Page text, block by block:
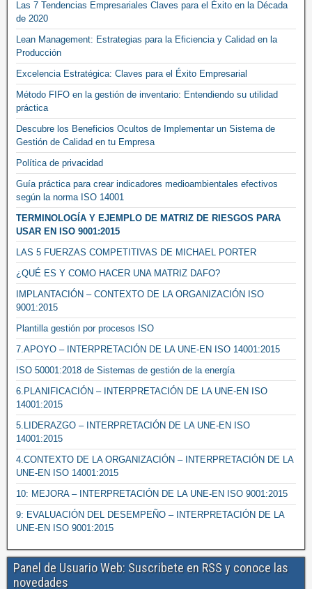
Las 7 Tendencias Empresariales Claves para el Éxito en la Década
de 2020
Lean Management: Estrategias para la Eficiencia y Calidad en la
Producción
Excelencia Estratégica: Claves para el Éxito Empresarial
Método FIFO en la gestión de inventario: Entendiendo su utilidad
práctica
Descubre los Beneficios Ocultos de Implementar un Sistema de
Gestión de Calidad en tu Empresa
Política de privacidad
Guía práctica para crear indicadores medioambientales efectivos
según la norma ISO 14001
TERMINOLOGÍA Y EJEMPLO DE MATRIZ DE RIESGOS PARA
USAR EN ISO 9001:2015
LAS 5 FUERZAS COMPETITIVAS DE MICHAEL PORTER
¿QUÉ ES Y COMO HACER UNA MATRIZ DAFO?
IMPLANTACIÓN – CONTEXTO DE LA ORGANIZACIÓN ISO
9001:2015
Plantilla gestión por procesos ISO
7.APOYO – INTERPRETACIÓN DE LA UNE-EN ISO 14001:2015
ISO 50001:2018 de Sistemas de gestión de la energía
6.PLANIFICACIÓN – INTERPRETACIÓN DE LA UNE-EN ISO
14001:2015
5.LIDERAZGO – INTERPRETACIÓN DE LA UNE-EN ISO
14001:2015
4.CONTEXTO DE LA ORGANIZACIÓN – INTERPRETACIÓN DE LA
UNE-EN ISO 14001:2015
10: MEJORA – INTERPRETACIÓN DE LA UNE-EN ISO 9001:2015
9: EVALUACIÓN DEL DESEMPEÑO – INTERPRETACIÓN DE LA
UNE-EN ISO 9001:2015
Panel de Usuario Web: Suscribete en RSS y conoce las
novedades